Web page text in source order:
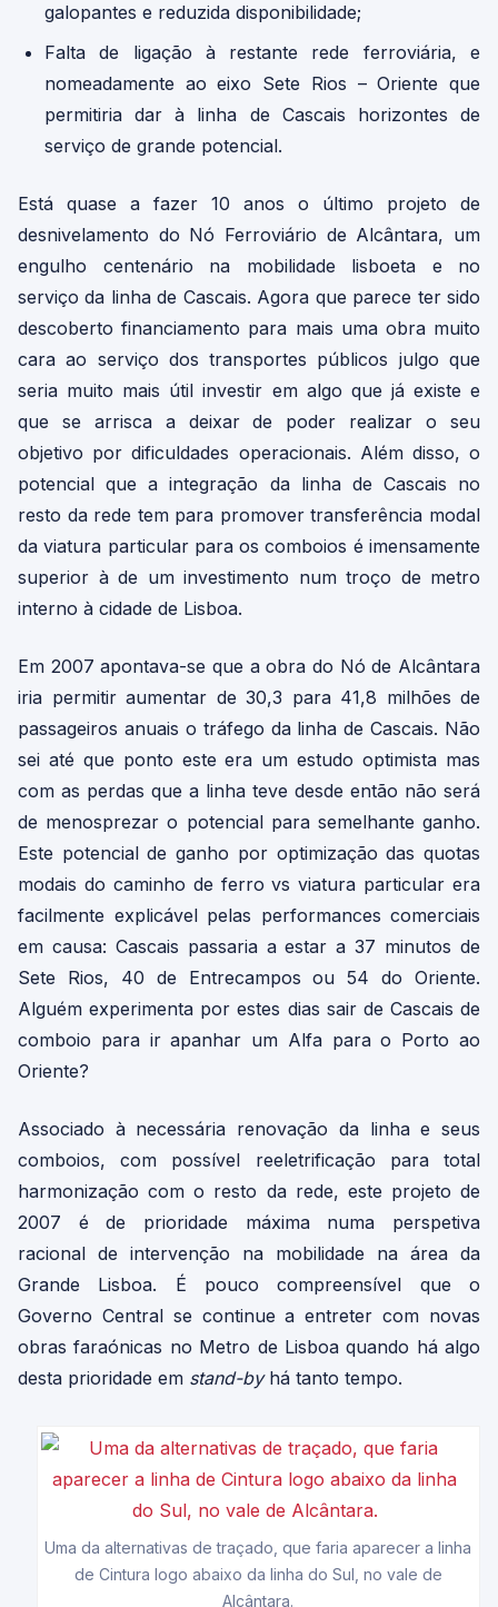
galopantes e reduzida disponibilidade;
Falta de ligação à restante rede ferroviária, e
nomeadamente ao eixo Sete Rios – Oriente que
permitiria dar à linha de Cascais horizontes de
serviço de grande potencial.
Está quase a fazer 10 anos o último projeto de
desnivelamento do Nó Ferroviário de Alcântara, um
engulho centenário na mobilidade lisboeta e no
serviço da linha de Cascais. Agora que parece ter sido
descoberto financiamento para mais uma obra muito
cara ao serviço dos transportes públicos julgo que
seria muito mais útil investir em algo que já existe e
que se arrisca a deixar de poder realizar o seu
objetivo por dificuldades operacionais. Além disso, o
potencial que a integração da linha de Cascais no
resto da rede tem para promover transferência modal
da viatura particular para os comboios é imensamente
superior à de um investimento num troço de metro
interno à cidade de Lisboa.
Em 2007 apontava-se que a obra do Nó de Alcântara
iria permitir aumentar de 30,3 para 41,8 milhões de
passageiros anuais o tráfego da linha de Cascais. Não
sei até que ponto este era um estudo optimista mas
com as perdas que a linha teve desde então não será
de menosprezar o potencial para semelhante ganho.
Este potencial de ganho por optimização das quotas
modais do caminho de ferro vs viatura particular era
facilmente explicável pelas performances comerciais
em causa: Cascais passaria a estar a 37 minutos de
Sete Rios, 40 de Entrecampos ou 54 do Oriente.
Alguém experimenta por estes dias sair de Cascais de
comboio para ir apanhar um Alfa para o Porto ao
Oriente?
Associado à necessária renovação da linha e seus
comboios, com possível reeletrificação para total
harmonização com o resto da rede, este projeto de
2007 é de prioridade máxima numa perspetiva
racional de intervenção na mobilidade na área da
Grande Lisboa. É pouco compreensível que o
Governo Central se continue a entreter com novas
obras faraónicas no Metro de Lisboa quando há algo
desta prioridade em stand-byhá tanto tempo.
Uma da alternativas de traçado, que faria aparecer a linha
de Cintura logo abaixo da linha do Sul, no vale de
Alcântara.